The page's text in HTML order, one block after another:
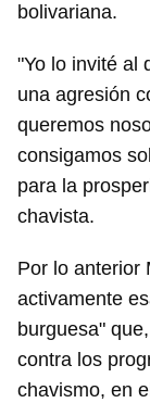
bolivariana.
"Yo lo invité al
una agresión
queremos
consigamos
para la
chavista.
Por lo anterior
activamente
burguesa"
contra los
chavismo, en